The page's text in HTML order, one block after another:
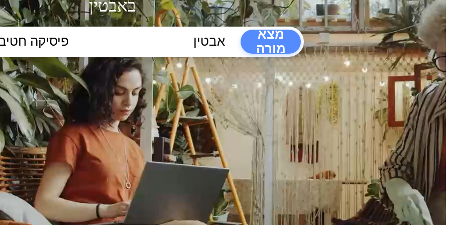
באבטין
הקלידו נושא לימוד...
מצא
מורה
ללמוד אונליין
ללמוד
פרונטלי
כל יסודי תיכון השכלה גבוהה הפרעות קשב וריכוז
כלי סינון